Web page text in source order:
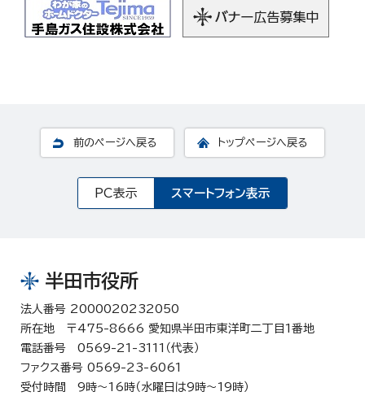
前のページへ戻る トップページへ戻る
PC表示 スマートフォン表示
半田市役所
法人番号 2000020232050
所在地 〒475-8666 愛知県半田市東洋町二丁目1番地
電話番号 0569-21-3111（代表）
ファクス番号 0569-23-6061
受付時間 9時～16時（水曜日は9時～19時）